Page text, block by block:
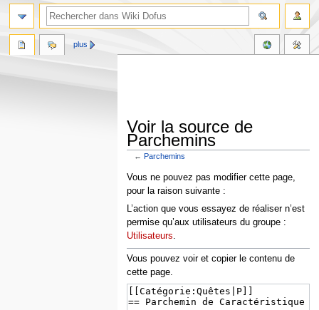
Voir la source de
Parchemins
←Parchemins
Aller
à
la
navigation
Aller
à
la
recherche
Vous ne pouvez pas modifier cette page,
pour la raison suivante :
L’action que vous essayez de réaliser n’est
permise qu’aux utilisateurs du groupe :
Utilisateurs.
Vous pouvez voir et copier le contenu de
cette page.
plus